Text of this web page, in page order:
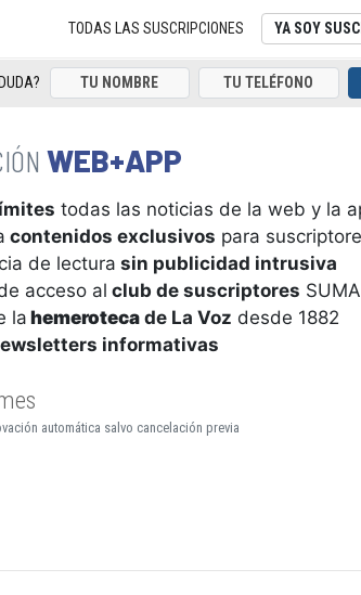
TODAS LAS SUSCRIPCIONES YA SOY
WEB+APP
todas las noticias de la web y la
contenidos exclusivos para
de lectura sin publicidad intrusiva
acceso al club de suscriptores
la hemeroteca de La Voz desde 1882
informativas
automática salvo cancelación previa